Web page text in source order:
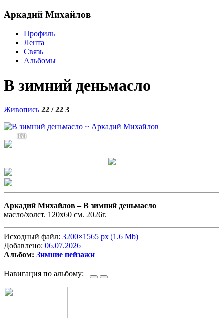
Аркадий Михайлов
Профиль
Лента
Связь
Альбомы
В зимний деньмасло
Живопись 22 / 22 3
353
Аркадий Михайлов –В зимний деньмасло
масло/холст. 120х60 см. 2026г.
Исходный файл: 3200×1565 px (1.6 Mb)
Добавлено: 06.07.2026
Альбом: Зимние пейзажи
Навигация по альбому: